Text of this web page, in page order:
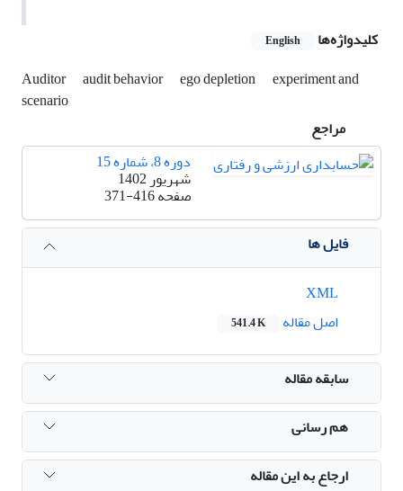
کلیدواژه‌ها
English
Auditor audit behavior ego depletion
experiment and
scenario
مراجع
دوره 8، شماره 15
شهریور 1402
صفحه371-416
فایل ها
اصل مقاله
541.4 K
سابقه مقاله
هم رسانی
ارجاع به این مقاله